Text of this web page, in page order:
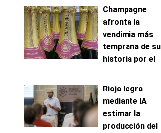
Champagne
afronta la
vendimia más
temprana de su
historia por el
maduración
Rioja logra
mediante IA
estimar la
producción del